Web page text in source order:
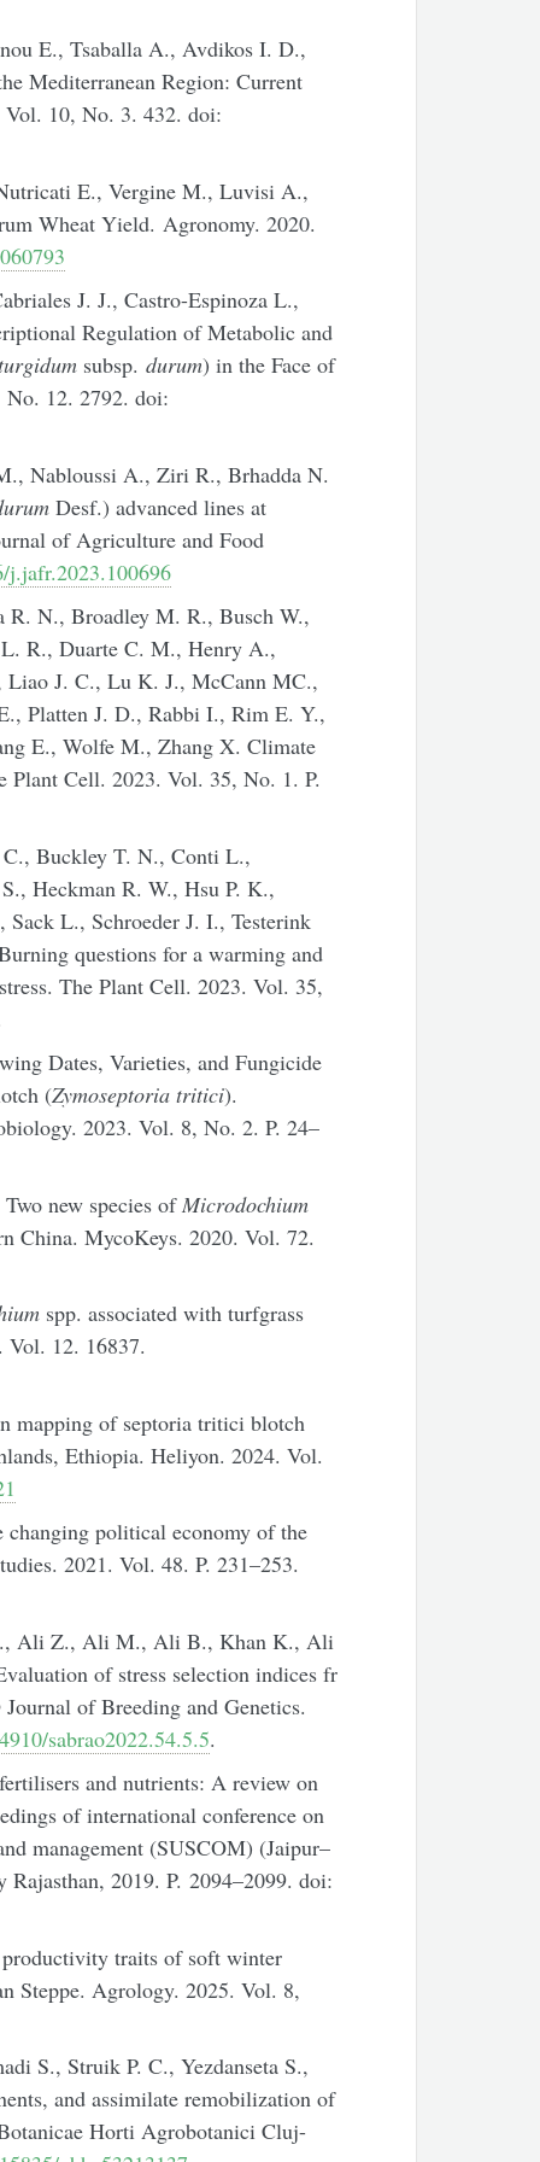
E., Tsaballa A., Avdikos I. D.,
Mediterranean Region: Current
Vol. 10, No. 3. 432. doi:
E., Vergine M., Luvisi A.,
Wheat Yield. Agronomy. 2020.
J. J., Castro-Espinoza L.,
Regulation of Metabolic and
subsp. durum) in the Face of
No. 12. 2792. doi:
Nabloussi A., Ziri R., Brhadda N.
Desf.) advanced lines at
of Agriculture and Food
j.jafr.2023.100696
N., Broadley M. R., Busch W.,
R., Duarte C. M., Henry A.,
Liao J. C., Lu K. J., McCann MC.,
Platten J. D., Rabbi I., Rim E. Y.,
E., Wolfe M., Zhang X. Climate
Plant Cell. 2023. Vol. 35, No. 1. P.
C., Buckley T. N., Conti L.,
Heckman R. W., Hsu P. K.,
L., Schroeder J. I., Testerink
questions for a warming and
The Plant Cell. 2023. Vol. 35,
Dates, Varieties, and Fungicide
(Zymoseptoria tritici).
2023. Vol. 8, No. 2. P. 24–
new species of Microdochium
China. MycoKeys. 2020. Vol. 72.
spp. associated with turfgrass
Vol. 12. 16837.
mapping of septoria tritici blotch
Ethiopia. Heliyon. 2024. Vol.
political economy of the
2021. Vol. 48. P. 231–253.
Ali Z., Ali M., Ali B., Khan K., Ali
of stress selection indices fr
of Breeding and Genetics.
sabrao2022.54.5.5.
and nutrients: A review on
of international conference on
management (SUSCOM) (Jaipur–
2019. P. 2094–2099. doi:
traits of soft winter
Steppe. Agrology. 2025. Vol. 8,
S., Struik P. C., Yezdanseta S.,
and assimilate remobilization of
Horti Agrobotanici Cluj-